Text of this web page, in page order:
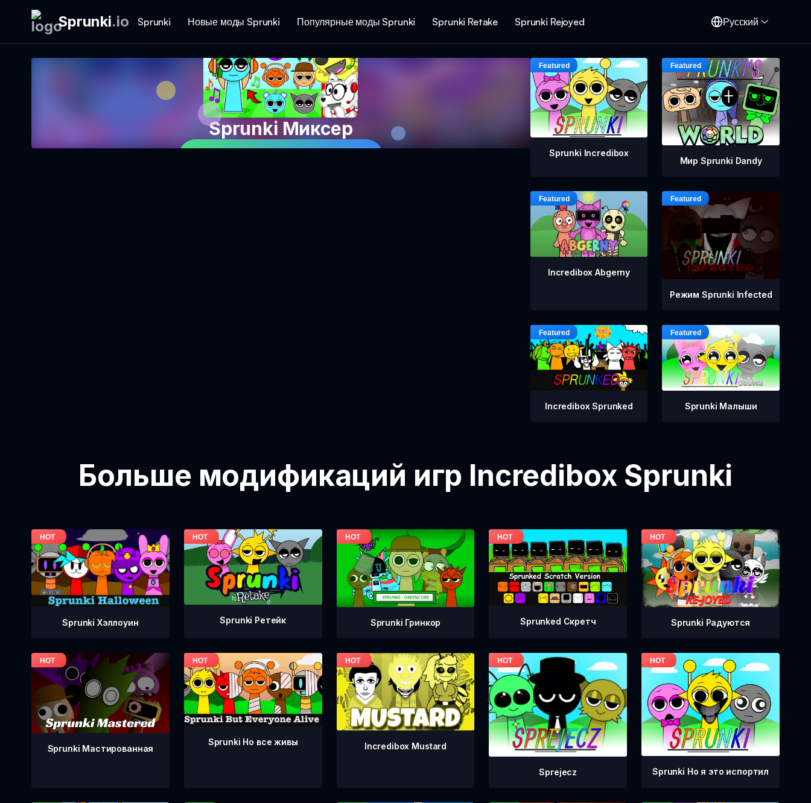
Sprunki.io Sprunki Новые моды Sprunki Популярные моды Sprunki Sprunki Retake Sprunki Rejoyed Русский
Sprunki Миксер
Sprunki Incredibox
Мир Sprunki Dandy
Incredibox Abgerny
Режим Sprunki Infected
Incredibox Sprunked Sprunki Малыши
Больше модификаций игр Incredibox Sprunki
Sprunki Хэллоуин Sprunki Ретейк Sprunki Гринкор Sprunked Скретч Sprunki Радуются
Sprunki Мастированная
Sprunki Но все живы Incredibox Mustard
Sprejecz Sprunki Но я это испортил